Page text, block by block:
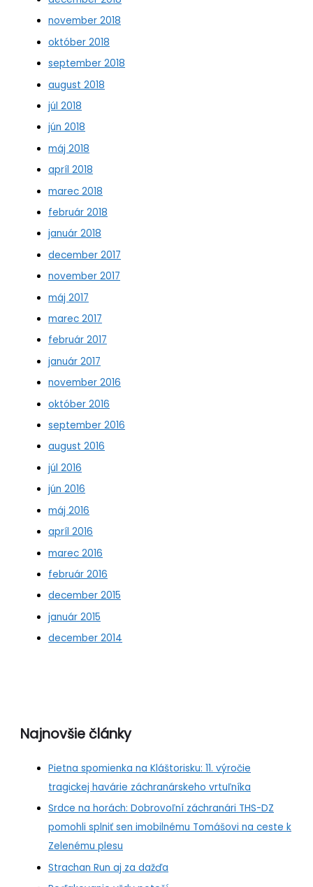
november 2018
október 2018
september 2018
august 2018
júl 2018
jún 2018
máj 2018
apríl 2018
marec 2018
február 2018
január 2018
december 2017
november 2017
máj 2017
marec 2017
február 2017
január 2017
november 2016
október 2016
september 2016
august 2016
júl 2016
jún 2016
máj 2016
apríl 2016
marec 2016
február 2016
december 2015
január 2015
december 2014
Najnovšie články
Pietna spomienka na Kláštorisku: 11. výročie
tragickej havárie záchranárskeho vrtuľníka
Srdce na horách: Dobrovoľní záchranári THS-DZ
pomohli splniť sen imobilnému Tomášovi na ceste k
Zelenému plesu
Strachan Run aj za dažďa